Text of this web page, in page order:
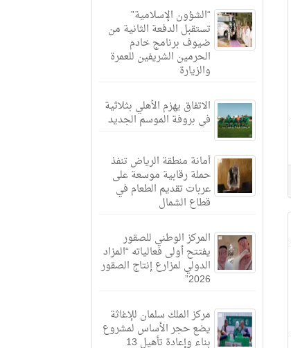
“الشؤون الإسلامية”
تستقبل الدفعة الثانية من
ضيوف برنامج خادم
الحرمين الشريفين للعمرة
والزيارة
الاتفاق يهزم الأهلي بثلاثية
في بروفة الموسم الجديد
أمانة منطقة الرياض تنفذ
حملة رقابية موسعة على
عربات تقديم الطعام في
قطاع الشمال
المركز الوطني للصقور
يفتتح أولى فعالياته “المزاد
الدولي لمزارع إنتاج الصقور
2026”
مركز الملك سلمان للإغاثة
يضع حجر الأساس لمشروع
بناء وإعادة تأهيل 13